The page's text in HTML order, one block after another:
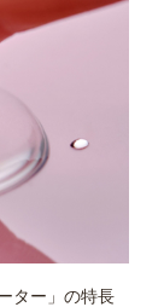
ター」の特長